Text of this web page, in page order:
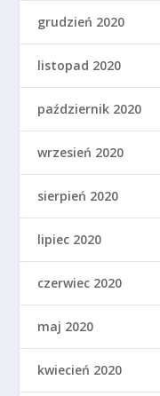
grudzień 2020
listopad 2020
październik 2020
wrzesień 2020
sierpień 2020
lipiec 2020
czerwiec 2020
maj 2020
kwiecień 2020